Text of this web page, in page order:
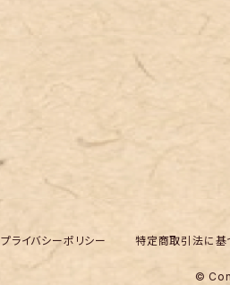
プライバシーポリシー 特定商取引法に基
©